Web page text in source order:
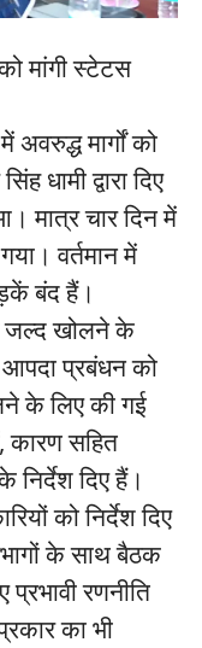
मांगी स्टेटस
मार्गों को
धामी द्वारा दिए
मात्र चार दिन में
वर्तमान में
बंद हैं।
जल्द खोलने के
आपदा प्रबंधन को
के लिए की गई
कारण सहित
निर्देश दिए हैं।
को निर्देश दिए
के साथ बैठक
रणनीति
का भी